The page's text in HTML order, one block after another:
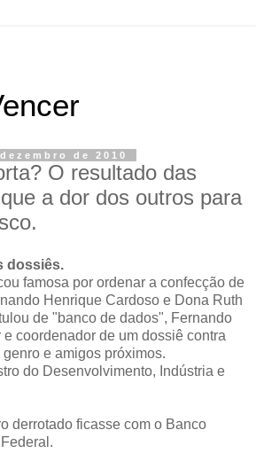
de 2010
O resultado das
a dor dos outros para
dossiês.
famosa por ordenar a confecção de
Henrique Cardoso e Dona Ruth
de "banco de dados", Fernando
coordenador de um dossiê contra
e amigos próximos.
do Desenvolvimento, Indústria e
derrotado ficasse com o Banco